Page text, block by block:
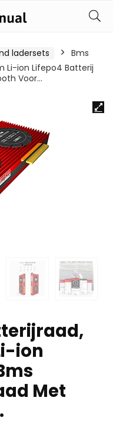
ladersets
Bms
Li-ion Lifepo4 Batterij
Voor…
ion
Met